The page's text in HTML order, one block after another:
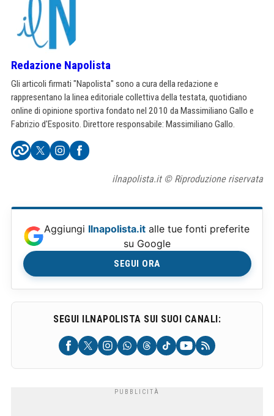
Redazione Napolista
Gli articoli firmati "Napolista" sono a cura della redazione e
rappresentano la linea editoriale collettiva della testata, quotidiano
online di opinione sportiva fondato nel 2010 da Massimiliano Gallo e
Fabrizio d'Esposito. Direttore responsabile: Massimiliano Gallo.
ilnapolista.it © Riproduzione riservata
Aggiungi Ilnapolista.it alle tue fonti preferite
su Google
SEGUI ORA
SEGUI ILNAPOLISTA SUI SUOI CANALI: